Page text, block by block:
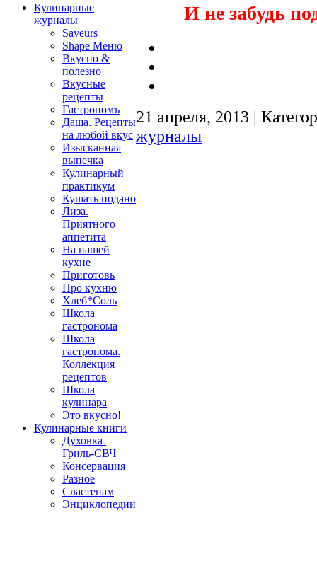
Кулинарные
журналы
Saveurs
Shape Меню
Вкусно &
полезно
Вкусные
рецепты
Гастрономъ
Даша. Рецепты
на любой вкус
Изысканная
выпечка
Кулинарный
практикум
Кушать подано
Лиза.
Приятного
аппетита
На нашей
кухне
Приготовь
Про кухню
Хлеб*Соль
Школа
гастронома
Школа
гастронома.
Коллекция
рецептов
Школа
кулинара
Это вкусно!
Кулинарные книги
Духовка-
Гриль-СВЧ
Консервация
Разное
Сластенам
Энциклопедии
И не забудь
21 апреля, 2013 |
журналы